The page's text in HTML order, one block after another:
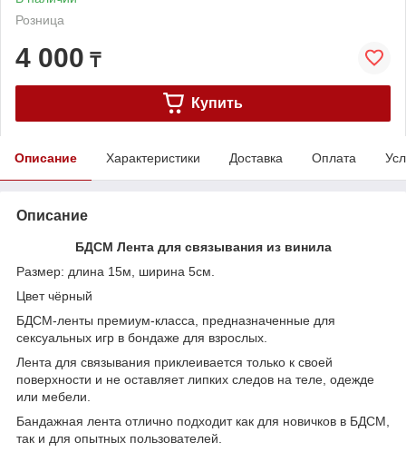
Розница
4 000 ₸
Купить
Описание Характеристики Доставка Оплата
Описание
БДСМ Лента для связывания из винила
Размер: длина 15м, ширина 5см.
Цвет чёрный
БДСМ-ленты премиум-класса, предназначенные для
сексуальных игр в бондаже для взрослых.
Лента для связывания приклеивается только к своей
поверхности и не оставляет липких следов на теле, одежде
или мебели.
Бандажная лента отлично подходит как для новичков в БДСМ,
так и для опытных пользователей.